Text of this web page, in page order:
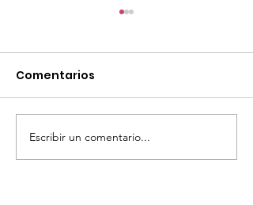
¡Acapulco y Guerrero
se Visten de Fiesta!
Comentarios
Escribir un comentario...